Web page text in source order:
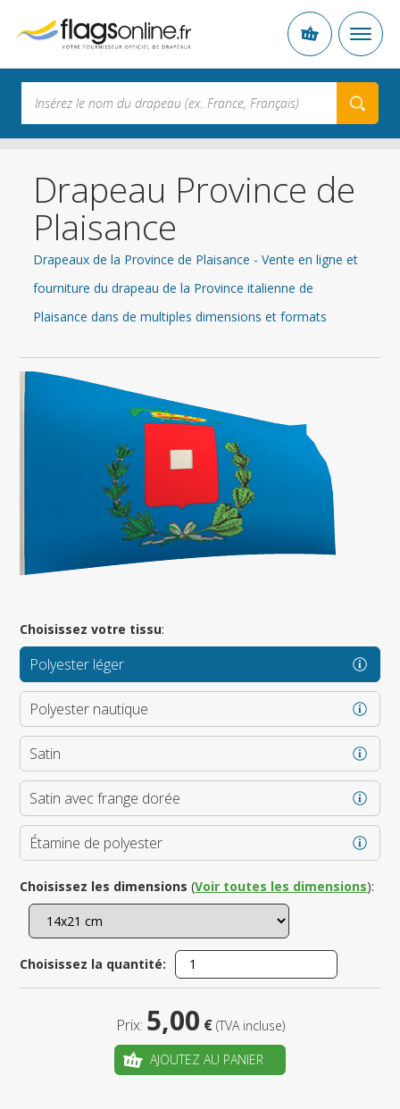
Drapeau Province de
Plaisance
Drapeaux de la Province de Plaisance - Vente en ligne et
fourniture du drapeau de la Province italienne de
Plaisance dans de multiples dimensions et formats
Choisissez votre tissu:
Polyester léger
Polyester nautique
Satin
Satin avec frange dorée
Étamine de polyester
Choisissez les dimensions (Voir toutes les dimensions):
Choisissez la quantité:
Prix: 5,00 € (TVA incluse)
AJOUTEZ AU PANIER